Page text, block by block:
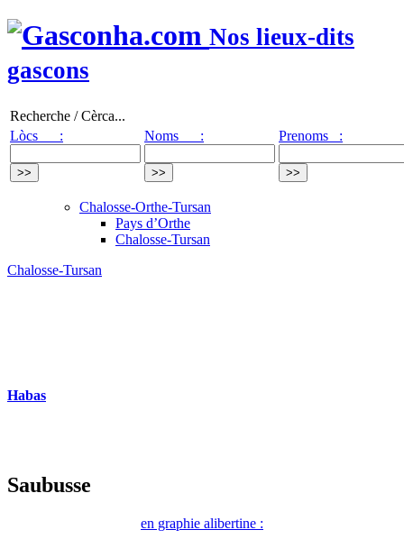
Nos lieux-dits
gascons
Recherche / Cèrca...
Lòcs :
Noms : Prenoms :
Chalosse-Orthe-Tursan
Pays d’Orthe
Chalosse-Tursan
Chalosse-Tursan
Habas
Saubusse
en graphie alibertine :